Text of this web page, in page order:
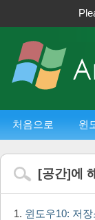
처음으로 윈
[공간]에
윈도우10: 저